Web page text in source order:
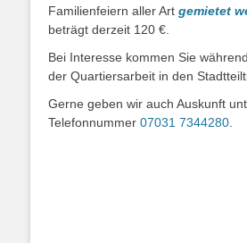
Familienfeiern aller Art gemietet
beträgt derzeit 120 €.
Bei Interesse kommen Sie
der Quartiersarbeit in den
Gerne geben wir auch Auskunft
Telefonnummer 07031 7344280